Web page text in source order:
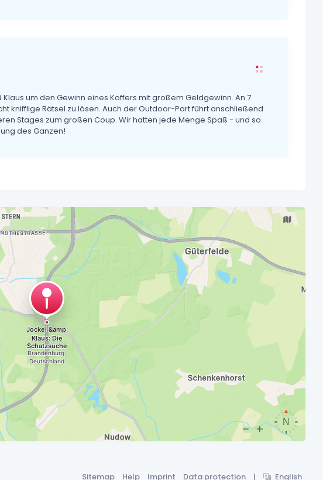
um den Gewinn eines Koffers mit großem Geldgewinn. An 7
knifflige Rätsel zu lösen. Auch der Outdoor-Part führt anschließend
Stages zum großen Coup. Wir hatten jede Menge Spaß - und so
des Ganzen!
Sitemap Help Imprint Data protection | English